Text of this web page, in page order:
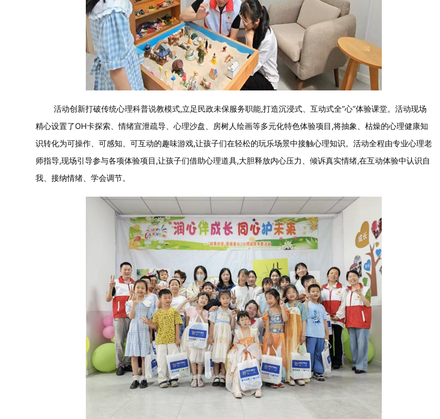
活动创新打破传统心理科普说教模式,立足民政未保服务职能,打造沉浸式、互动式全“心”体验课堂。活动现场
精心设置了OH卡探索、情绪宣泄疏导、心理沙盘、房树人绘画等多元化特色体验项目,将抽象、枯燥的心理健康知
识转化为可操作、可感知、可互动的趣味游戏,让孩子们在轻松的玩乐场景中接触心理知识。活动全程由专业心理老
师指导,现场引导参与各项体验项目,让孩子们借助心理道具,大胆释放内心压力、倾诉真实情绪,在互动体验中认识自
我、接纳情绪、学会调节。